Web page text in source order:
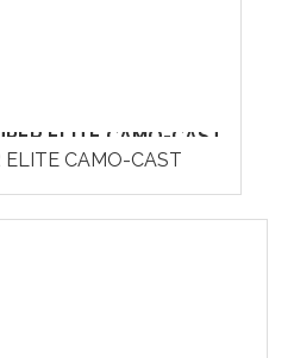
ELITE CAMO-CAST
ELITE CAMO-CAST